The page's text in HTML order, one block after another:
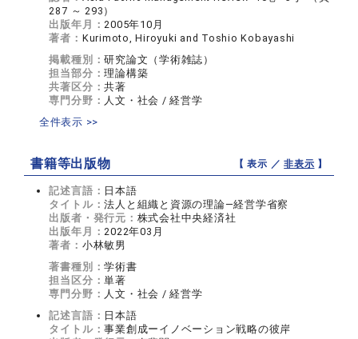
287 ～ 293）
出版年月： 2005年10月
著者： Kurimoto, Hiroyuki and Toshio Kobayashi
掲載種別：研究論文（学術雑誌）
担当部分：理論構築
共著区分：共著
専門分野： 人文・社会 / 経営学
全件表示 >>
書籍等出版物 【 表示 ／非表示 】
記述言語： 日本語
タイトル：法人と組織と資源の理論―経営学省察
出版者・発行元： 株式会社中央経済社
出版年月： 2022年03月
著者： 小林敏男
著書種別：学術書
担当区分：単著
専門分野： 人文・社会 / 経営学
記述言語： 日本語
タイトル：事業創成ーイノベーション戦略の彼岸